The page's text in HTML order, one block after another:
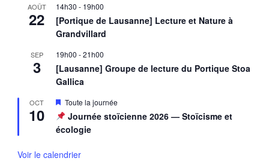
AOÛT
22
14h30 - 19h00
[Portique de Lausanne] Lecture et Nature à
Grandvillard
SEP
3
19h00 -21h00
[Lausanne] Groupe de lecture du Portique Stoa
Gallica
OCT
10
Mis
en
avant
Toute la journée
Journée stoïcienne 2026 — Stoïcisme et
écologie
Voir le calendrier